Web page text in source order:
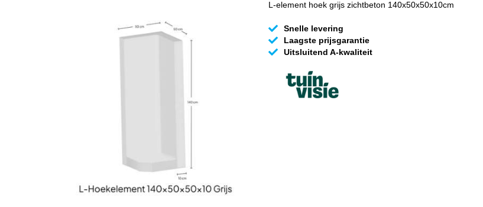
L-element hoek grijs zichtbeton 140x50x50x10cm
Snelle levering
Laagste prijsgarantie
Uitsluitend A-kwaliteit